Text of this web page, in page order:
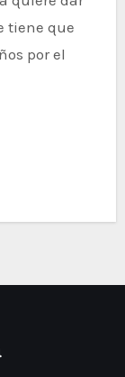
tiene que
por el